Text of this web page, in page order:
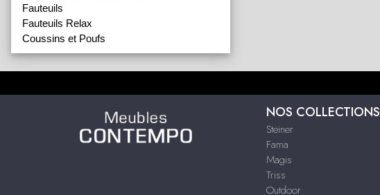
Fauteuils
Fauteuils Relax
Coussins et Poufs
NOS COLLECTIONS
Steiner
Fama
Magis
Triss
Outdoor